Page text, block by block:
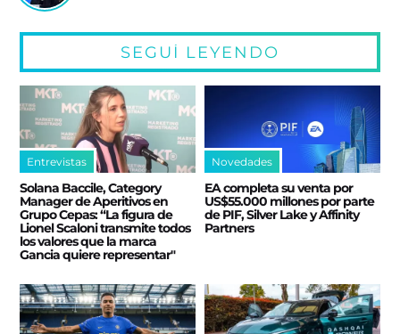
SEGUÍ LEYENDO
Entrevistas
Solana Baccile, Category
Manager de Aperitivos en
Grupo Cepas: “La figura de
Lionel Scaloni transmite todos
los valores que la marca
Gancia quiere representar"
Novedades
EA completa su venta por
US$55.000 millones por parte
de PIF, Silver Lake y Affinity
Partners